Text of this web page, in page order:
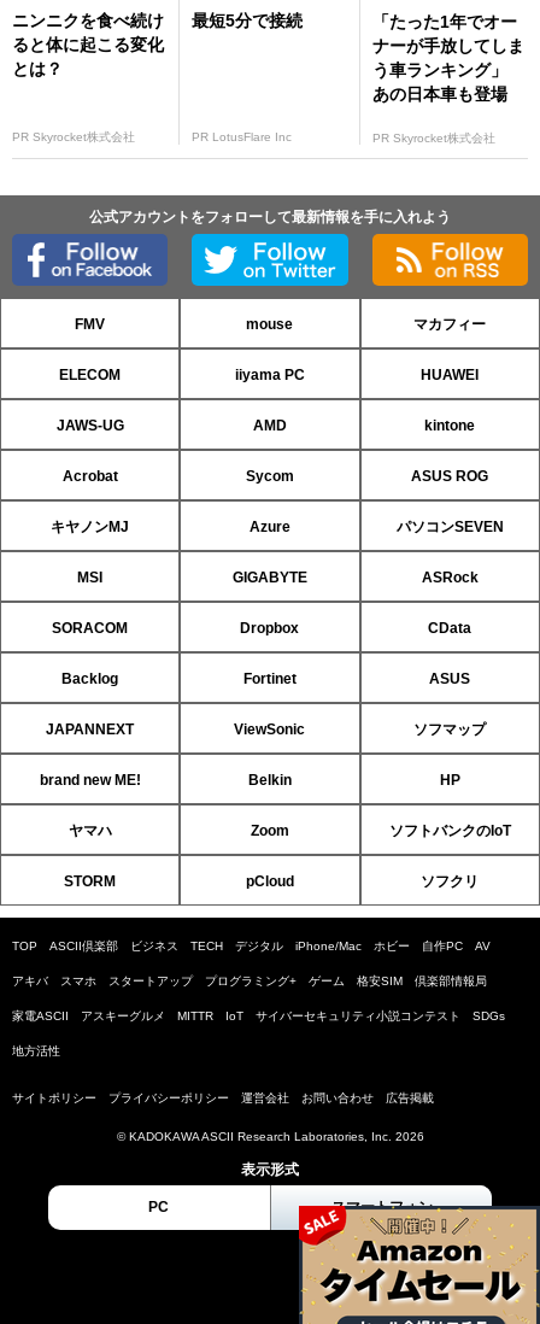
ニンニクを食べ続け
ると体に起こる変化
とは？
PR Skyrocket株式会社
最短5分で接続
PR LotusFlare Inc
「たった1年でオー
ナーが手放してしま
う車ランキング」
あの日本車も登場
PR Skyrocket株式会社
公式アカウントをフォローして最新情報を手に入れよう
FMV mouse マカフィー
ELECOM iiyama PC HUAWEI
JAWS-UG AMD kintone
Acrobat Sycom ASUS ROG
キヤノンMJ Azure パソコンSEVEN
MSI GIGABYTE ASRock
SORACOM Dropbox CData
Backlog Fortinet ASUS
JAPANNEXT ViewSonic ソフマップ
brand new ME! Belkin HP
ヤマハ Zoom ソフトバンクのIoT
STORM pCloud ソフクリ
TOP ASCII倶楽部 ビジネス TECH デジタル iPhone/Mac ホビー 自作PC AV
アキバ スマホ スタートアップ プログラミング+ ゲーム 格安SIM 倶楽部情報局
家電ASCII アスキーグルメ MITTR IoT サイバーセキュリティ小説コンテスト SDGs
地方活性
サイトポリシー プライバシーポリシー 運営会社 お問い合わせ 広告掲載
© KADOKAWA ASCII Research Laboratories, Inc. 2026
表示形式
PC スマートフォン